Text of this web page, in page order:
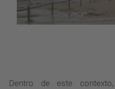
Dentro de este contexto,